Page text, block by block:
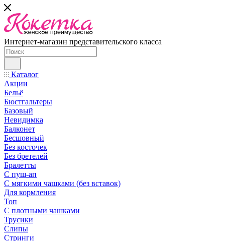
Интернет-магазин представительского класса
Каталог
Акции
Бельё
Бюстгальтеры
Базовый
Невидимка
Балконет
Бесшовный
Без косточек
Без бретелей
Бралетты
С пуш-ап
С мягкими чашками (без вставок)
Для кормления
Топ
С плотными чашками
Трусики
Слипы
Стринги